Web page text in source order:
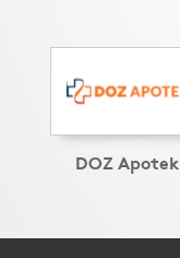
DOZ Apotek